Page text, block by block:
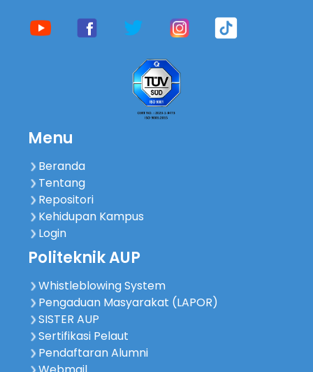
Menu
Beranda
Tentang
Repositori
Kehidupan Kampus
Login
Politeknik AUP
Whistleblowing System
Pengaduan Masyarakat (LAPOR)
SISTER AUP
Sertifikasi Pelaut
Pendaftaran Alumni